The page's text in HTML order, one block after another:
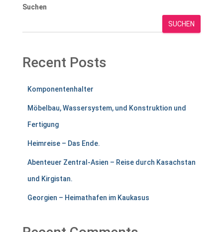
Suchen
SUCHEN
Recent Posts
Komponentenhalter
Möbelbau, Wassersystem, und Konstruktion und
Fertigung
Heimreise – Das Ende.
Abenteuer Zentral-Asien – Reise durch Kasachstan
und Kirgistan.
Georgien – Heimathafen im Kaukasus